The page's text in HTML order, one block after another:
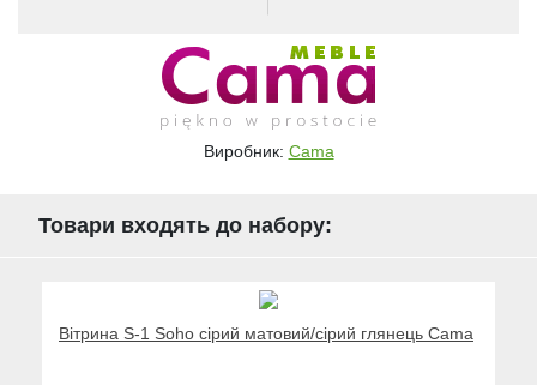
Виробник: Cama
Товари входять до набору:
Вітрина S-1 Soho сірий матовий/сірий глянець Cama